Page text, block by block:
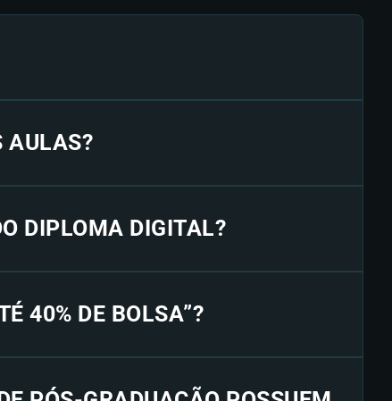
AULAS?
DIPLOMA DIGITAL?
40% DE BOLSA”?